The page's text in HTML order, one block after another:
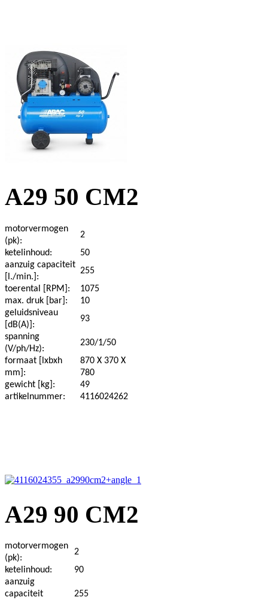
A29 50 CM2
motorvermogen
(pk):
2
ketelinhoud:
50
aanzuig capaciteit
[l./min.]:
255
toerental [RPM]:
1075
max. druk [bar]:
10
geluidsniveau
[dB(A)]:
93
spanning
(V/ph/Hz):
230/1/50
formaat [lxbxh
mm]:
870 X 370 X
780
gewicht [kg]:
49
artikelnummer:
4116024262
A29 90 CM2
motorvermogen
(pk):
2
ketelinhoud:
90
aanzuig
capaciteit
255